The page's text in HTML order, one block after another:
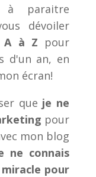
à paraitre
dévoiler
A à Z pour
d'un an, en
écran!
que je ne
pour
mon blog
ne connais
pour